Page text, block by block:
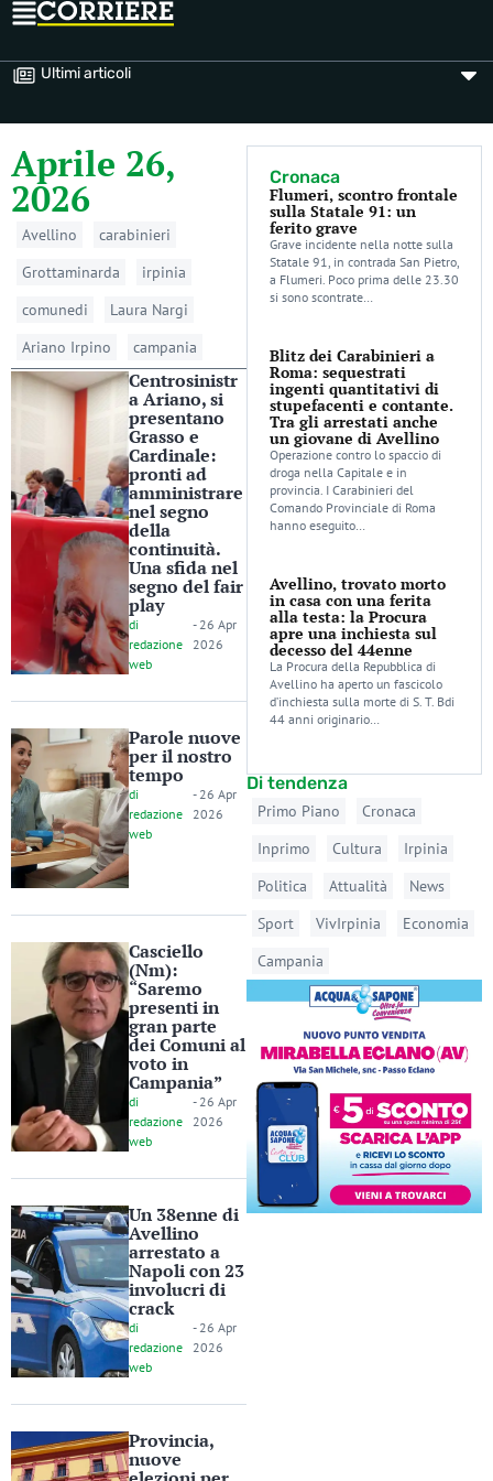
Ultimi articoli
Aprile 26,
2026
Avellino
carabinieri
Grottaminarda
irpinia
comunedi
Laura Nargi
Ariano Irpino
campania
Centrosinistr
a Ariano, si
presentano
Grasso e
Cardinale:
pronti ad
amministrare
nel segno
della
continuità.
Una sfida nel
segno del fair
play
di
redazione
web
- 26 Apr
2026
Parole nuove
per il nostro
tempo
di
redazione
web
- 26 Apr
2026
Casciello
(Nm):
“Saremo
presenti in
gran parte
dei Comuni al
voto in
Campania”
di
redazione
web
- 26 Apr
2026
Un 38enne di
Avellino
arrestato a
Napoli con 23
involucri di
crack
di
redazione
web
- 26 Apr
2026
Provincia,
nuove
Cronaca
Flumeri, scontro frontale
sulla Statale 91: un
ferito grave
Grave incidente nella notte sulla
Statale 91, in contrada San Pietro,
a Flumeri. Poco prima delle 23.30
si sono scontrate…
Blitz dei Carabinieri a
Roma: sequestrati
ingenti quantitativi di
stupefacenti e contante.
Tra gli arrestati anche
un giovane di Avellino
Operazione contro lo spaccio di
droga nella Capitale e in
provincia. I Carabinieri del
Comando Provinciale di Roma
hanno eseguito…
Avellino, trovato morto
in casa con una ferita
alla testa: la Procura
apre una inchiesta sul
decesso del 44enne
La Procura della Repubblica di
Avellino ha aperto un fascicolo
d’inchiesta sulla morte di S. T. Bdi
44 anni originario…
Di tendenza
Primo Piano
Cronaca
Inprimo
Cultura
Irpinia
Politica
Attualità
News
Sport
VivIrpinia
Economia
Campania